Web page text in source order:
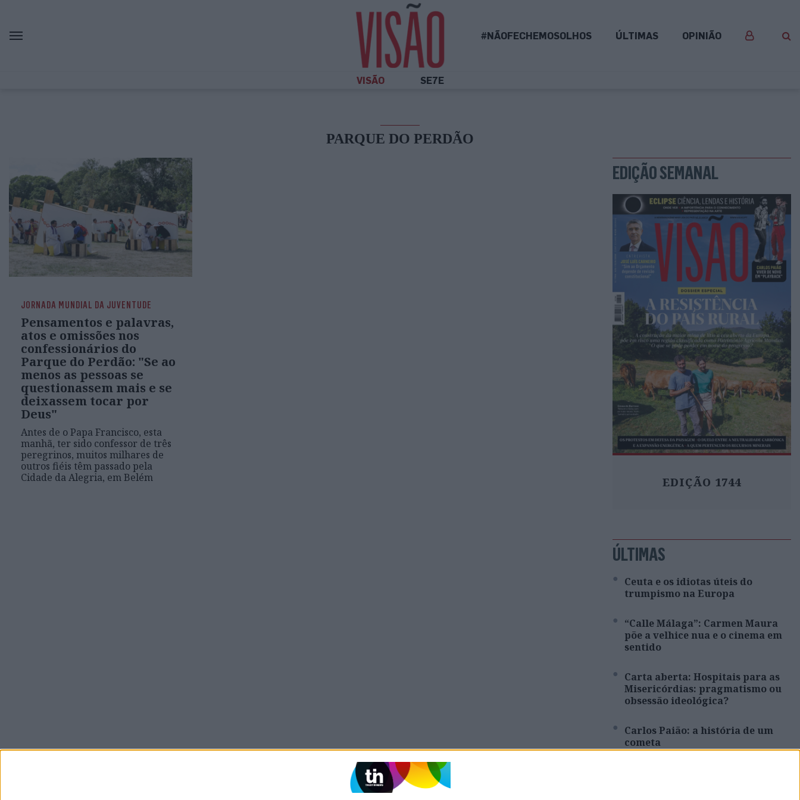
#NÃOFECHEMOSOLHOS ÚLTIMAS OPINIÃO
VISÃO SE7E
PARQUE DO PERDÃO
JORNADA MUNDIAL DA JUVENTUDE
Pensamentos e palavras,
atos e omissões nos
confessionários do
Parque do Perdão: "Se ao
menos as pessoas se
questionassem mais e se
deixassem tocar por
Deus"
Antes de o Papa Francisco, esta
manhã, ter sido confessor de três
peregrinos, muitos milhares de
outros fiéis têm passado pela
Cidade da Alegria, em Belém
EDIÇÃO SEMANAL
EDIÇÃO 1744
ÚLTIMAS
Ceuta e os idiotas úteis do
trumpismo na Europa
“Calle Málaga”: Carmen Maura
põe a velhice nua e o cinema em
sentido
Carta aberta: Hospitais para as
Misericórdias: pragmatismo ou
obsessão ideológica?
Carlos Paião: a história de um
cometa